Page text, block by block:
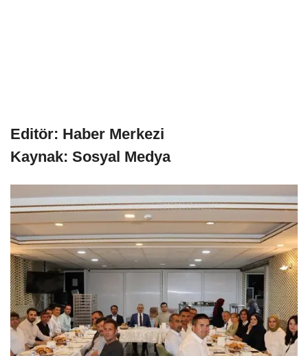
Editör: Haber Merkezi
Kaynak: Sosyal Medya